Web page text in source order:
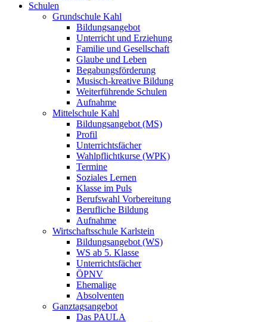
Schulen
Grundschule Kahl
Bildungsangebot
Unterricht und Erziehung
Familie und Gesellschaft
Glaube und Leben
Begabungsförderung
Musisch-kreative Bildung
Weiterführende Schulen
Aufnahme
Mittelschule Kahl
Bildungsangebot (MS)
Profil
Unterrichtsfächer
Wahlpflichtkurse (WPK)
Termine
Soziales Lernen
Klasse im Puls
Berufswahl Vorbereitung
Berufliche Bildung
Aufnahme
Wirtschaftsschule Karlstein
Bildungsangebot (WS)
WS ab 5. Klasse
Unterrichtsfächer
ÖPNV
Ehemalige
Absolventen
Ganztagsangebot
Das PAULA